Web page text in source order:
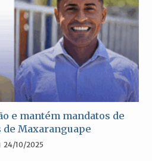
e mantém mandatos de
Maxaranguape
24/10/2025